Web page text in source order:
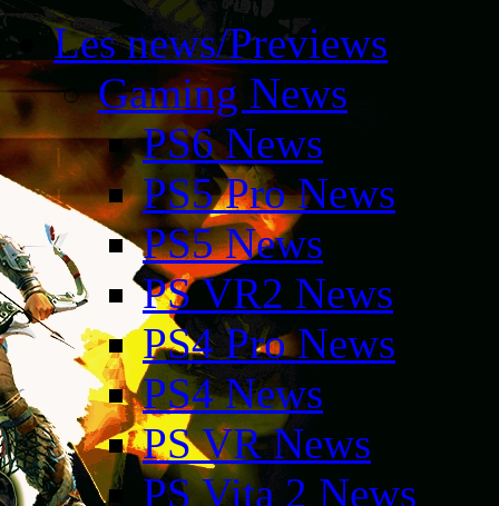
Les news/Previews
Gaming News
PS6 News
PS5 Pro News
PS5 News
PS VR2 News
PS4 Pro News
PS4 News
PS VR News
PS Vita 2 News